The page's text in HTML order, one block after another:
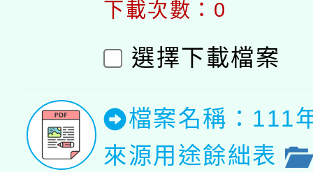
下載次數：0
選擇下載檔案
檔案名稱：111
來源用途餘絀表